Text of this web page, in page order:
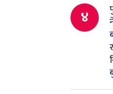
४